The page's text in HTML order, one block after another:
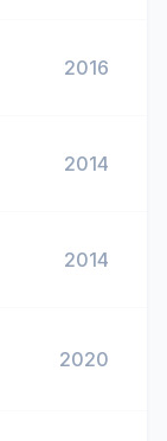
2016
2014
2014
2020